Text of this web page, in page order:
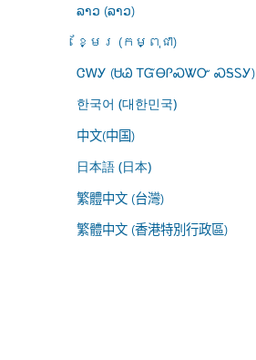
ລາວ (ລາວ)
ខ្មែរ (កម្ពុជា)
ᏣᎳᎩ (ᏌᏊ ᎢᏳᎾᎵᏍᏔᏅ ᏍᎦᏚᎩ)
한국어 (대한민국)
中文(中国)
日本語 (日本)
繁體中文 (台灣)
繁體中文 (香港特別行政區)